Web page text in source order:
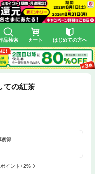
品検索 カート はじめての方へ
ての紅茶
獲得
イント+2%